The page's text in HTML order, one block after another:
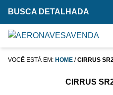
BUSCA DETALHADA
VOCÊ ESTÁ EM: HOME /CIRRUS
CIRRUS